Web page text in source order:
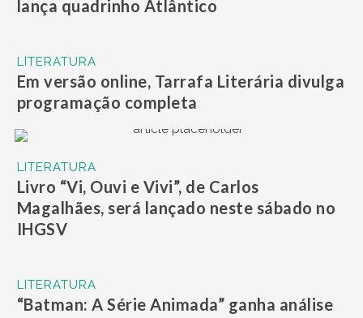
lança quadrinho Atlântico
LITERATURA
Em versão online, Tarrafa Literária divulga
programação completa
LITERATURA
Livro “Vi, Ouvi e Vivi”, de Carlos
Magalhães, será lançado neste sábado no
IHGSV
LITERATURA
“Batman: A Série Animada” ganha análise